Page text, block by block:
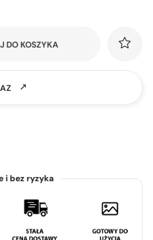
DO KOSZYKA
i bez ryzyka